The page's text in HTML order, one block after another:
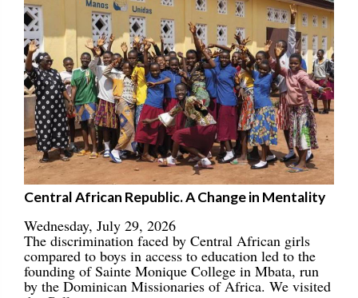
Central African Republic. A Change in Mentality
Wednesday, July 29, 2026
The discrimination faced by Central African girls
compared to boys in access to education led to the
founding of Sainte Monique College in Mbata, run
by the Dominican Missionaries of Africa. We visited